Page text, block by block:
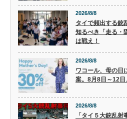
2026/8/8
タイで頻出する銃
知るべき「走る・
は戦え！
2026/8/8
ワコール、母の日
案。8月8日～12日
2026/8/8
「タイ５大銃乱